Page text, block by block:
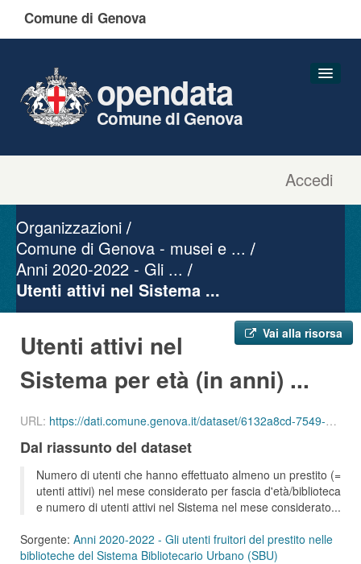
Comune di Genova
Accedi
opendata
Comune di Genova
Gruppi
Informazioni
Organizzazioni
Comune di Genova - musei e ...
Anni 2020-2022 - Gli ...
Utenti attivi nel Sistema ...
Vai alla risorsa
Utenti attivi nel
Sistema per età (in anni) ...
URL: https://dati.comune.genova.it/dataset/6132a8cd-7549-4c9d-8613-d075f5f547d2/resource/33680ca3-8ac8-4053-8872-b2128c64f24e/download/ute_attivi_eta_bib_sbu_01_202103.csv
Dal riassunto del dataset
Numero di utenti che hanno effettuato almeno un prestito (=
utenti attivi) nel mese considerato per fascia d'età/biblioteca
e numero di utenti attivi nel Sistema nel mese considerato...
Sorgente: Anni 2020-2022 - Gli utenti fruitori del prestito nelle
biblioteche del Sistema Bibliotecario Urbano (SBU)